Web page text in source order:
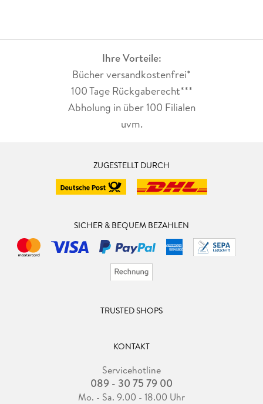
Ihre Vorteile:
Bücher versandkostenfrei*
100 Tage Rückgaberecht***
Abholung in über 100 Filialen
uvm.
ZUGESTELLT DURCH
SICHER & BEQUEM BEZAHLEN
TRUSTED SHOPS
KONTAKT
Servicehotline
089 - 30 75 79 00
Mo. - Sa. 9.00 - 18.00 Uhr